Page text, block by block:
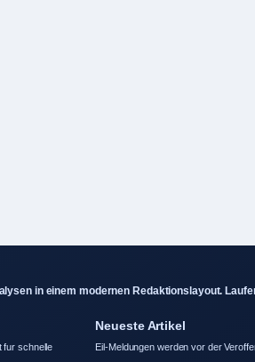
in einem modernen Redaktionslayout.
schnelle
Eil-Meldungen werden vor der